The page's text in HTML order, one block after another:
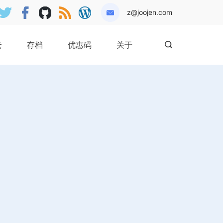
z@joojen.com
存档 优惠码 关于